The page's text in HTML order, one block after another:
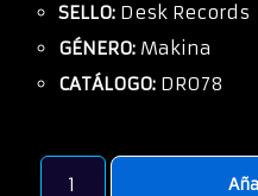
SELLO: Desk Records
GÉNERO: Makina
CATÁLOGO: DR078